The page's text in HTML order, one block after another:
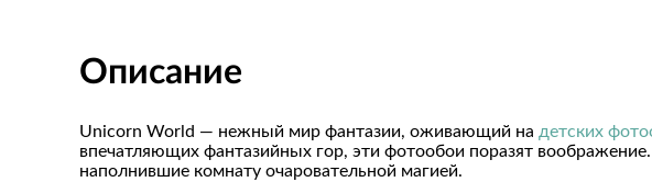
Описание
Unicorn World — нежный мир фантазии, оживающий на детских
впечатляющих фантазийных гор, эти фотообои поразят
наполнившие комнату очаровательной магией.